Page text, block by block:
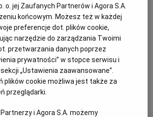
z najnowszymi ogłoszeniami
przez Ciebie kryteria.
Ustaw alert
o. jej Zaufanych Partnerów i Agora S.A.
końcowym. Możesz też w każdej
preferencje dot. plików cookie,
narzędzie do zarządzania Twoimi
przetwarzania danych poprzez
prywatności” w stopce serwisu i
„Ustawienia zaawansowane”.
plików cookie możliwa jest także za
przeglądarki.
i Agora S.A. możemy